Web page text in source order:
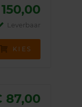
Leverbaar
KIES
87,00